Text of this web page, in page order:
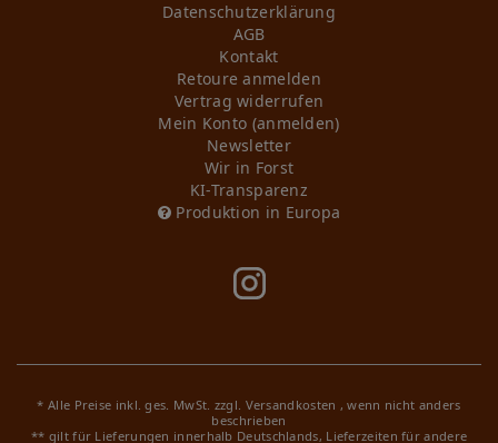
Daten­schutz­erklärung
AGB
Kontakt
Retoure anmelden
Vertrag widerrufen
Mein Konto (anmelden)
Newsletter
Wir in Forst
KI-Transparenz
Produktion in Europa
* Alle Preise inkl. ges. MwSt. zzgl. Versandkosten , wenn nicht anders
beschrieben
** gilt für Lieferungen innerhalb Deutschlands, Lieferzeiten für andere